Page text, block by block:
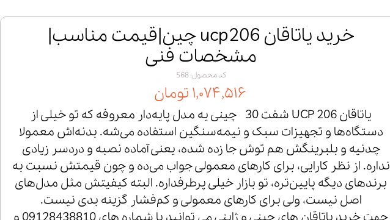
خرید یاتاقان ucp206 چین|قیمت مناسب|
مشخصات فنی
کد محصول: 568
۱,۰۷۴,۵۱۶ تومان
یاتاقان UCP 206 شفت 30 چینی یه مدل پایه‌دار معروفه که تو خیلی از
دستگاه‌ها و تجهیزات سبک و نیمه‌سنگین استفاده می‌شه. بدنه‌اش معمولا
چدنیه و بلبرینگش هم توش جا زده شده، یعنی آماده نصبه و دردسر زیادی
نداره. از نظر کارایی، برای کارهای معمولی جواب می‌ده و چون قیمتش نسبت به
برندهای دیگه پایین‌تره، تو بازار خیلی پرطرفداره. البته کیفیتش مثل مدل‌های
اصل نیست، ولی برای کارهای معمولی و کم‌فشار گزینه بدی نیست.